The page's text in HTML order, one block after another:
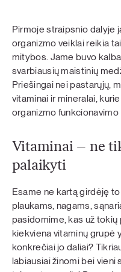
Pirmoje straipsnio dalyje
organizmo veiklai reikia
mitybos. Jame buvo
svarbiausių maistinių
Priešingai nei pastarųjų,
vitaminai ir mineralai,
organizmo
Vitaminai – ne
palaikyti
Esame ne kartą girdėję
plaukams, nagams,
pasidomime, kas už
kiekviena vitaminų grupė
konkrečiai jo daliai?
labiausiai žinomi bei vieni